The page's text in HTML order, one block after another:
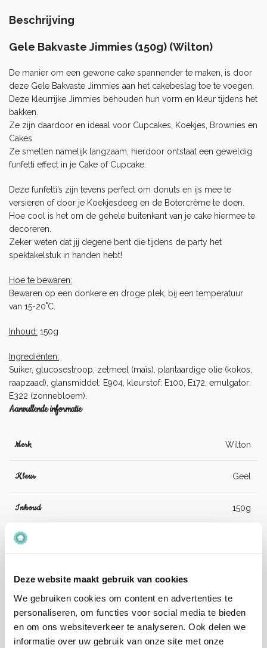
Deze website maakt gebruik van cookies
We gebruiken cookies om content en advertenties te
personaliseren, om functies voor social media te bieden
en om ons websiteverkeer te analyseren. Ook delen we
informatie over uw gebruik van onze site met onze
Beschrijving
Gele Bakvaste Jimmies (150g) (Wilton)
De manier om een ​​gewone cake spannender te maken, is door
deze Gele Bakvaste Jimmies aan het cakebeslag toe te voegen.
Deze kleurrijke Jimmies behouden hun vorm en kleur tijdens het
bakken.
Ze zijn daardoor en ideaal voor Cupcakes, Koekjes, Brownies en
Cakes.
Ze smelten namelijk langzaam, hierdoor ontstaat een geweldig
funfetti effect in je Cake of Cupcake
Deze funfetti’s zijn tevens perfect om donuts en ijs mee te
versieren of door je Koekjesdeeg en de Botercrème te doen.
Hoe cool is het om de gehele buitenkant van je cake hiermee te
decoreren.
Zeker weten dat jij degene bent die tijdens de party het
spektakelstuk in handen hebt!
Hoe te bewaren:
Bewaren op een donkere en droge plek, bij een temperatuur
van 15-20˚C.
Inhoud: 150g
Ingrediënten:
Suiker, glucosestroop, zetmeel (maïs), plantaardige olie (kokos,
raapzaad), glansmiddel: E904, kleurstof: E100, E172, emulgator:
E322 (zonnebloem).
Aanvullende informatie
Merk Wilton
Kleur Geel
Inhoud 150g
emulgator: E322 (zonnebloem).
Artikelnummer 04-0-0606
EAN 8721154448839